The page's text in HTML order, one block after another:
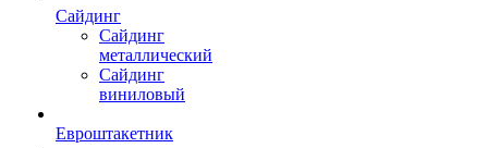
Сайдинг
Сайдинг
металлический
Сайдинг
виниловый
Евроштакетник